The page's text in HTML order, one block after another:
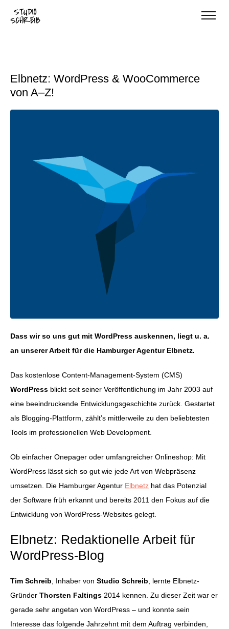
Elbnetz: WordPress & WooCommerce
von A–Z!
Dass wir so uns gut mit WordPress auskennen, liegt u. a.
an unserer Arbeit für die Hamburger Agentur Elbnetz.
Das kostenlose Content-Management-System (CMS)
WordPress blickt seit seiner Veröffentlichung im Jahr 2003 auf
eine beeindruckende Entwicklungsgeschichte zurück. Gestartet
als Blogging-Plattform, zählt’s mittlerweile zu den beliebtesten
Tools im professionellen Web Development.
Ob einfacher Onepager oder umfangreicher Onlineshop: Mit
WordPress lässt sich so gut wie jede Art von Webpräsenz
umsetzen. Die Hamburger Agentur Elbnetz hat das Potenzial
der Software früh erkannt und bereits 2011 den Fokus auf die
Entwicklung von WordPress-Websites gelegt.
Elbnetz: Redaktionelle Arbeit für
WordPress-Blog
Tim Schreib , Inhaber von Studio Schreib , lernte Elbnetz-
Gründer Thorsten Faltings 2014 kennen. Zu dieser Zeit war er
gerade sehr angetan von WordPress – und konnte sein
Interesse das folgende Jahrzehnt mit dem Auftrag verbinden,